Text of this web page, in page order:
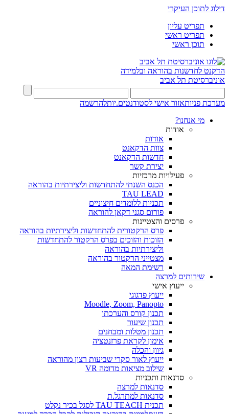
דילוג לתוכן העיקרי
תפריט עליון
תפריט ראשי
תוכן ראשי
הדקנט לחדשנות בהוראה ובלמידה
אוניברסיטת תל אביב
מערכת פניותאזור אישי לסטודנטים.יותלהרשמה
מי אנחנו?
אודות
אודות
צוות הדקאנט
חדשות הדקאנט
יצירת קשר
פעילויות מרכזיות
הכנס השנתי להתחדשות וליצירתיות בהוראה
TAU LEAD
תכניות ללומדים חיצוניים
פורום סגני דקאן להוראה
פרסים והצטיינות
פרס הרקטורית להתחדשות וליצירתיות בהוראה
הזוכות והזוכים בפרס הרקטור להתחדשות
וליצירתיות בהוראה
מצטייני הרקטור בהוראה
רשימת המאה
שירותים למרצה
ייעוץ אישי
ייעוץ פדגוגי
Moodle, Zoom, Panopto
תכנון קורס והערכתו
תכנון שיעור
תכנון מטלות ומבחנים
אימון לקראת פרזנטציה
גיוון והכלה
ייעוץ לאור סקרי שביעות רצון מהוראה
שילוב מציאות מדומה VR
סדנאות ותכניות
סדנאות למרצה
סדנאות למתרגל.ת
תכנית TAU TEACH לסגל בכיר נקלט